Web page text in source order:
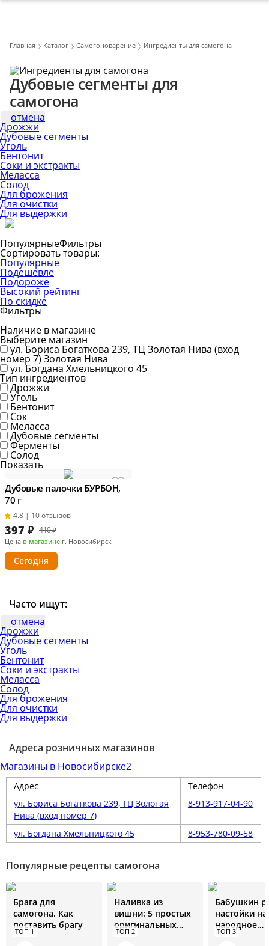
Главная Каталог Самогоноварение Ингредиенты для самогона
Дубовые сегменты для
самогона
отмена
Дрожжи
Дубовые сегменты
Уголь
Бентонит
Соки и экстракты
Меласса
Солод
Для брожения
Для очистки
Для выдержки
ПопулярныеФильтры
Сортировать товары:
Популярные
Подешевле
Подороже
Высокий рейтинг
По скидке
Фильтры
Наличие в магазине
Выберите магазин
ул. Бориса Богаткова 239, ТЦ Золотая Нива (вход
номер 7) Золотая Нива
ул. Богдана Хмельницкого 45
Тип ингредиентов
Дрожжи
Уголь
Бентонит
Сок
Меласса
Дубовые сегменты
Ферменты
Солод
Показать
Дубовые палочки БУРБОН,
70 г
4.8 | 10 отзывов
397 ₽ 410 ₽
Цена в магазине г. Новосибирск
Сегодня
Часто ищут:
отмена
Дрожжи
Дубовые сегменты
Уголь
Бентонит
Соки и экстракты
Меласса
Солод
Для брожения
Для очистки
Для выдержки
Адреса розничных магазинов
Магазины в Новосибирске2
Адрес
Телефон
ул. Бориса Богаткова 239, ТЦ Золотая
Нива (вход номер 7)
8-913-917-04-90
ул. Богдана Хмельницкого 45 8-953-780-09-58
Популярные рецепты самогона
ТОП 1
Брага для
самогона. Как
поставить брагу
ТОП 2
Наливка из
вишни: 5 простых
оригинальных
рецептов
ТОП 3
Бабушкин
настойки
народное
средство от